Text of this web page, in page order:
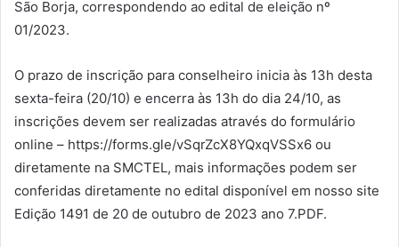
São Borja, correspondendo ao edital de eleição nº
01/2023.
O prazo de inscrição para conselheiro inicia às 13h desta
sexta-feira (20/10) e encerra às 13h do dia 24/10, as
inscrições devem ser realizadas através do formulário
online – https://forms.gle/vSqrZcX8YQxqVSSx6 ou
diretamente na SMCTEL, mais informações podem ser
conferidas diretamente no edital disponível em nosso site
Edição 1491 de 20 de outubro de 2023 ano 7.PDF.